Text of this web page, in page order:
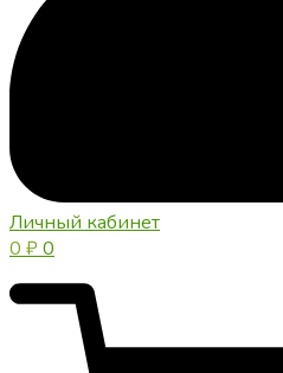
Личный кабинет
0 ₽0